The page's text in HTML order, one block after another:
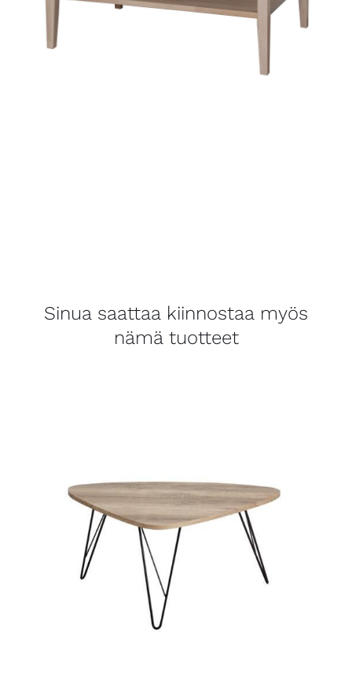
Sinua saattaa kiinnostaa myös
nämä tuotteet
LISÄTIEDOT